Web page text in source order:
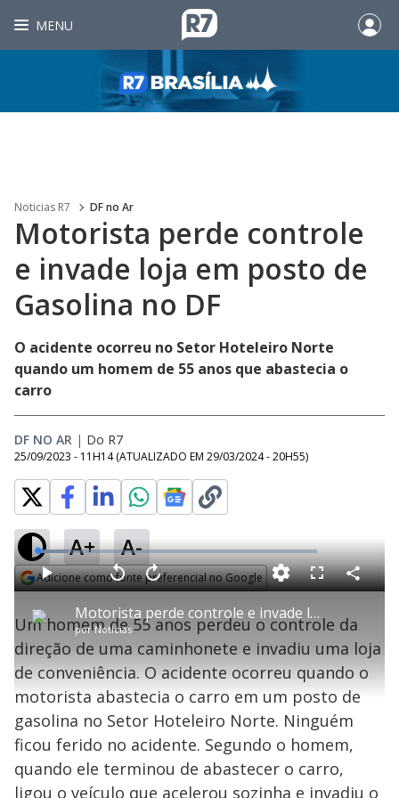
MENU
Noticias R7 DF no Ar
Motorista perde controle
e invade loja em posto de
Gasolina no DF
O acidente ocorreu no Setor Hoteleiro Norte
quando um homem de 55 anos que abastecia o
carro
DF NO AR | Do R7
25/09/2023 - 11H14 (ATUALIZADO EM 29/03/2024 - 20H55)
A+ A-
Adicione como fonte preferencial no Google
P
l
a
y
Motorista perde controle e invade loja em posto de Gasolina no DF
porNotícias
P V
l
a
r
0
e
g
n
d
s
A
n
ç
a
1
s
e
u
n
M
L
o
a
d
e
1
.
0
9
F
l
s
c
e
n
C
o
a
r
a
Um homem de 55 anos perdeu o controle da
direção de uma caminhonete e invadiu uma loja
de conveniência. O acidente ocorreu quando o
motorista abastecia o carro em um posto de
gasolina no Setor Hoteleiro Norte. Ninguém
ficou ferido no acidente. Segundo o homem,
quando ele terminou de abastecer o carro,
ligou o veículo que acelerou sozinha e invadiu o